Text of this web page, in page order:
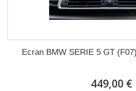
Ecran BMW SERIE 5 GT
449,00 €